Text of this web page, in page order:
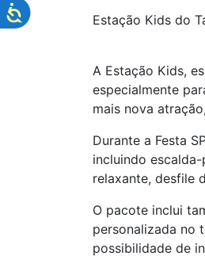
Estação Kids do
A Estação Kids,
especialmente
mais nova
Durante a Festa
incluindo
relaxante, desfile
O pacote inclui
personalizada no
possibilidade de